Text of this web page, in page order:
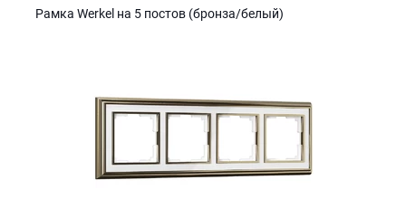
Рамка Werkel на 5 постов (бронза/белый)